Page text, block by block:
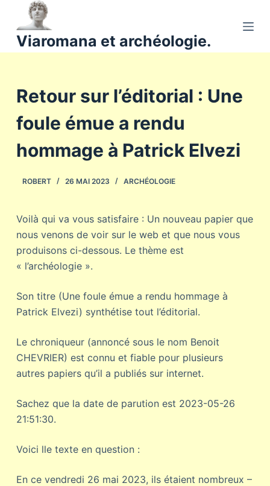
a
u
o
n
u
Viaromana et archéologie.
Retour sur l’éditorial : Une
foule émue a rendu
hommage à Patrick Elvezi
ROBERT 26 MAI 2023 ARCHÉOLOGIE
Voilà qui va vous satisfaire : Un nouveau papier que
nous venons de voir sur le web et que nous vous
produisons ci-dessous. Le thème est
« l’archéologie ».
Son titre (Une foule émue a rendu hommage à
Patrick Elvezi) synthétise tout l’éditorial.
Le chroniqueur (annoncé sous le nom Benoit
CHEVRIER) est connu et fiable pour plusieurs
autres papiers qu’il a publiés sur internet.
Sachez que la date de parution est 2023-05-26
21:51:30.
Voici lle texte en question :
En ce vendredi 26 mai 2023, ils étaient nombreux –